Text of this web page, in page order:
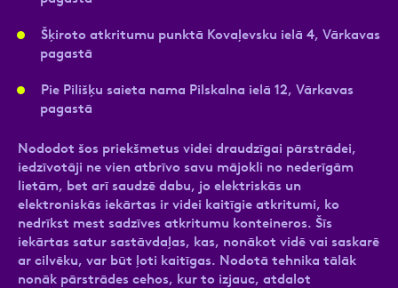
Šķiroto atkritumu punktā Kovaļevsku ielā 4, Vārkavas
pagastā
Pie Pilišķu saieta nama Pilskalna ielā 12, Vārkavas
pagastā
Nododot šos priekšmetus videi draudzīgai pārstrādei,
iedzīvotāji ne vien atbrīvo savu mājokli no nederīgām
lietām, bet arī saudzē dabu, jo elektriskās un
elektroniskās iekārtas ir videi kaitīgie atkritumi, ko
nedrīkst mest sadzīves atkritumu konteineros. Šīs
iekārtas satur sastāvdaļas, kas, nonākot vidē vai saskarē
ar cilvēku, var būt ļoti kaitīgas. Nodotā tehnika tālāk
nonāk pārstrādes cehos, kur to izjauc, atdalot